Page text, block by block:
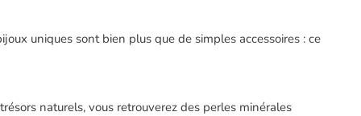
uniques sont bien plus que de simples accessoires : ce
naturels, vous retrouverez des perles minérales